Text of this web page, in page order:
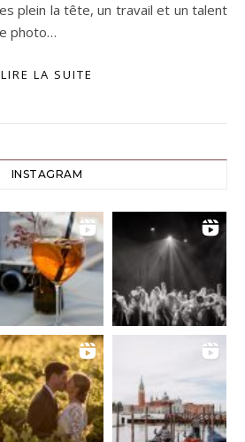
plein la tête, un travail et un talent
photo…
LIRE LA SUITE
INSTAGRAM